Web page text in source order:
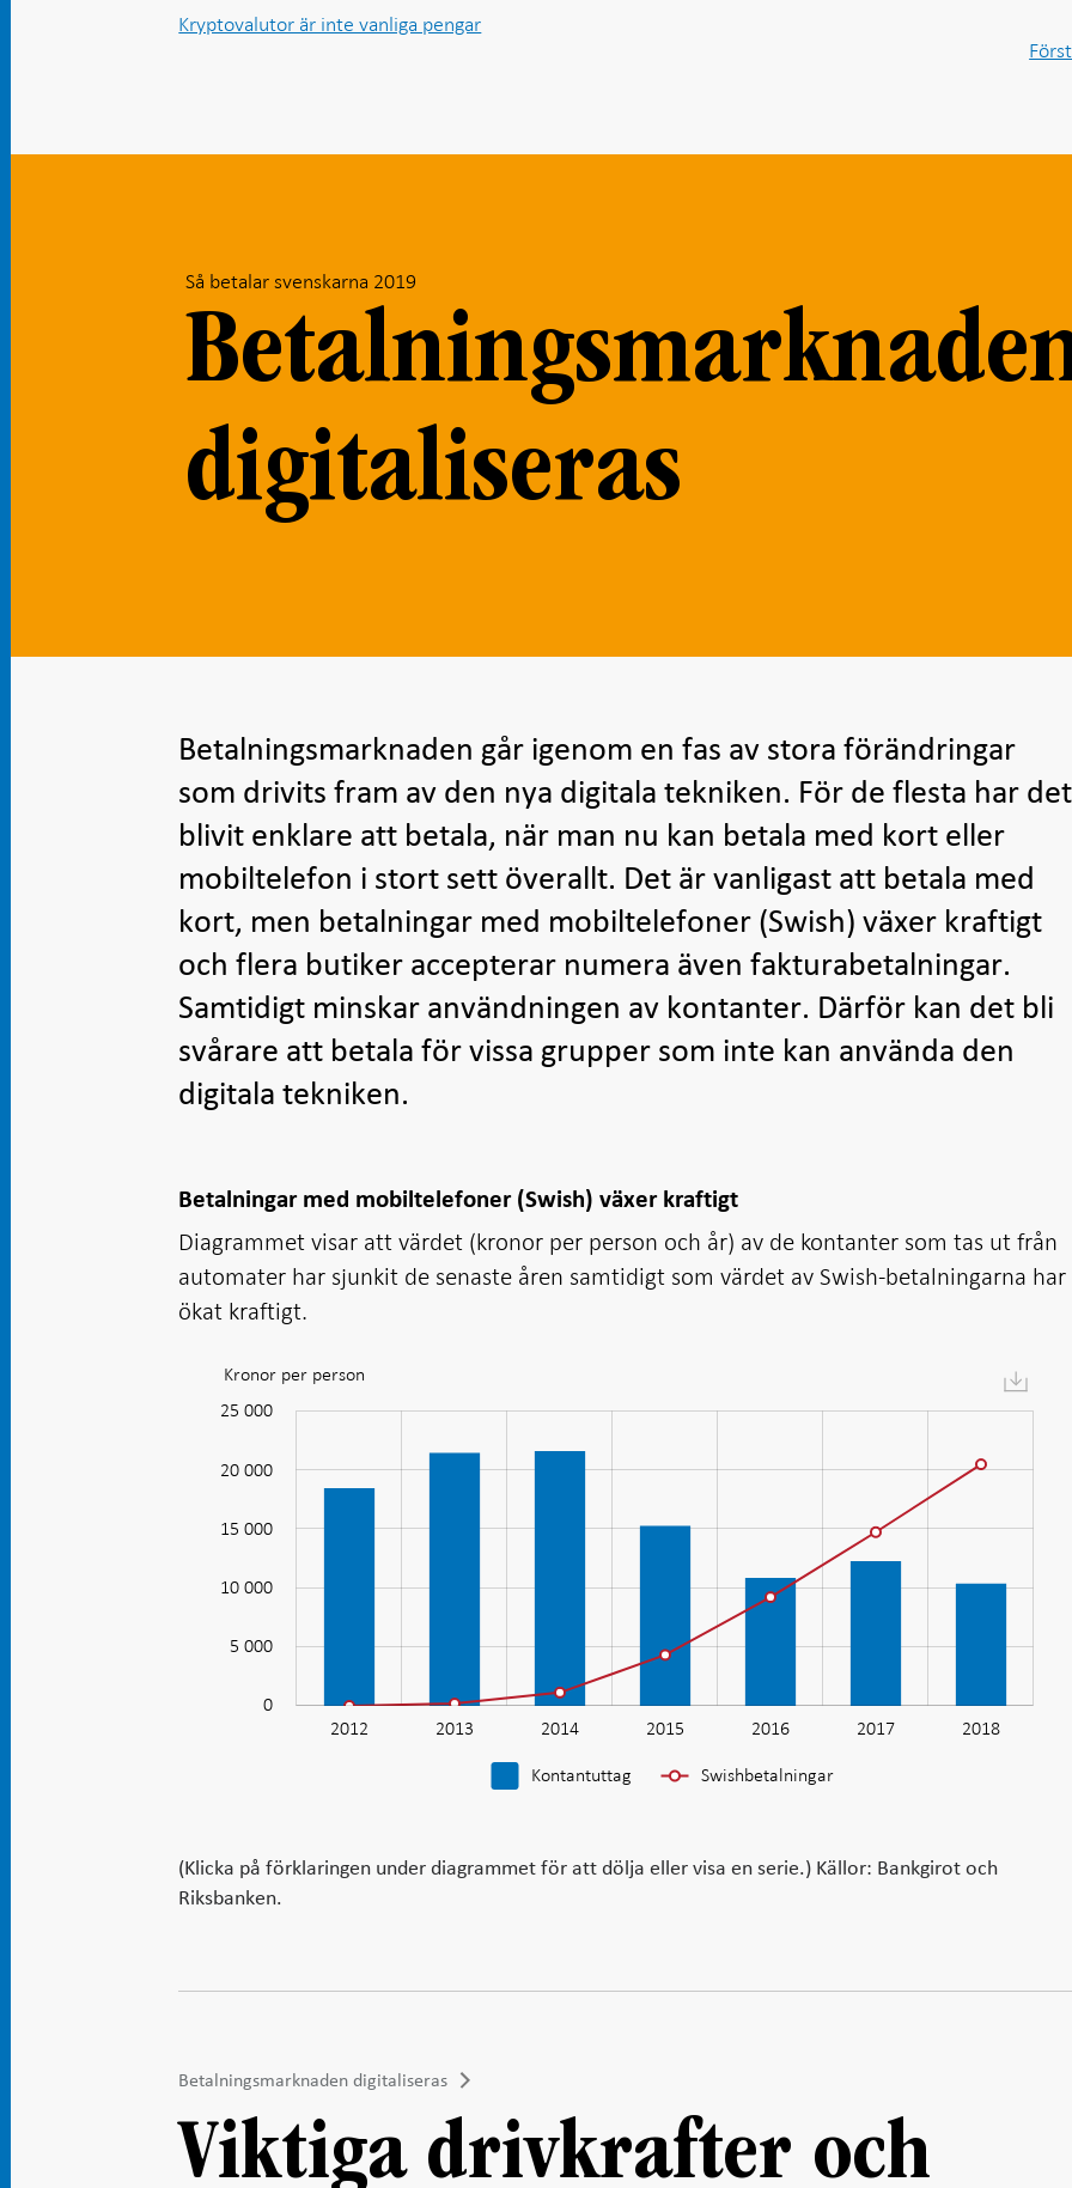
Kryptovalutor är inte vanliga pengar
Så betalar svenskarna 2019
digitaliseras
Betalningsmarknaden går igenom en fas av stora förändringar
som drivits fram av den nya digitala tekniken. För de flesta har det
blivit enklare att betala, när man nu kan betala med kort eller
mobiltelefon i stort sett överallt. Det är vanligast att betala med
kort, men betalningar med mobiltelefoner (Swish) växer kraftigt
och flera butiker accepterar numera även fakturabetalningar.
Samtidigt minskar användningen av kontanter. Därför kan det bli
svårare att betala för vissa grupper som inte kan använda den
digitala tekniken.
Betalningar med mobiltelefoner (Swish) växer kraftigt
Diagrammet visar att värdet (kronor per person och år) av de kontanter som tas ut från
automater har sjunkit de senaste åren samtidigt som värdet av Swish-betalningarna har
ökat kraftigt.
Diagram:
Betalningar
mobiltelefon
(Swish)
kraftigt
Kronor per person
0
5 000
10 000
15 000
20 000
25 000
L
2012 2013 2014 2015 2016 2017 2018
Kontantuttag Swishbetalningar
(Klicka på förklaringen under diagrammet för att dölja eller visa en serie.) Källor: Bankgirot och
Riksbanken.
Betalningsmarknaden digitaliseras
Viktiga drivkrafter och